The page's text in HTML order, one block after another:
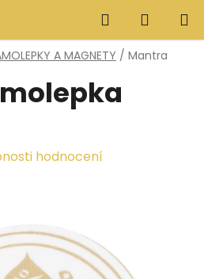
Hledat
KOŠÍK
A MAGNETY / Mantra
hodnocení